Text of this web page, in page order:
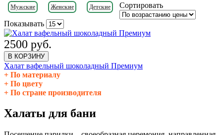
Мужские Женские Детские Сортировать
Показывать
2500 руб.
В КОРЗИНУ
Халат вафельный шоколадный Премиум
По материалу
По цвету
По стране производителя
Халаты для бани